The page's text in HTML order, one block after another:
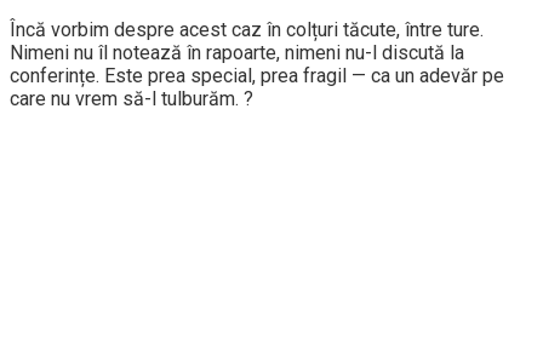
Încă vorbim despre acest caz în colțuri tăcute, între ture.
Nimeni nu îl notează în rapoarte, nimeni nu-l discută la
conferințe. Este prea special, prea fragil — ca un adevăr pe
care nu vrem să-l tulburăm. ?